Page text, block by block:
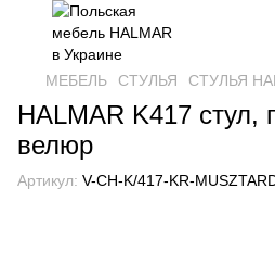
МЕБЕЛЬ СТУЛЬЯ СТУЛЬЯ
HALMAR K417 стул,
велюр
Артикул: V-CH-K/417-KR-